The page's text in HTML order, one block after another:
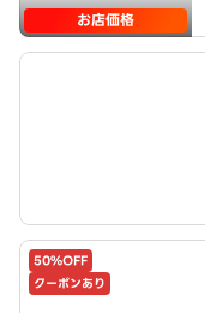
お店価格
50%OFF
クーポンあり